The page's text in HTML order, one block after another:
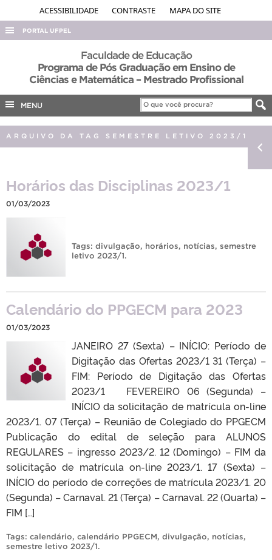
ACESSIBILIDADE CONTRASTE MAPA DO SITE
PORTAL UFPEL
ACESSO À INFORMAÇÃO
AUDITORIA
EDITAIS
Faculdade de Educação
Programa de Pós Graduação em Ensino de
Ciências e Matemática – Mestrado Profissional
MENU
ARQUIVO DA TAG SEMESTRE LETIVO 2023/1
Horários das Disciplinas 2023/1
01/03/2023
Tags: divulgação, horários, notícias, semestre
letivo 2023/1.
Calendário do PPGECM para 2023
01/03/2023
JANEIRO 27 (Sexta) – INÍCIO: Período de
Digitação das Ofertas 2023/1 31 (Terça) –
FIM: Período de Digitação das Ofertas
2023/1 FEVEREIRO 06 (Segunda) –
INÍCIO da solicitação de matrícula on-line
2023/1. 07 (Terça) – Reunião de Colegiado do PPGECM
Publicação do edital de seleção para ALUNOS
REGULARES – ingresso 2023/2. 12 (Domingo) – FIM da
solicitação de matrícula on-line 2023/1. 17 (Sexta) –
INÍCIO do período de correções de matrícula 2023/1. 20
(Segunda) – Carnaval. 21 (Terça) – Carnaval. 22 (Quarta) –
FIM […]
Tags: calendário, calendário PPGECM, divulgação, notícias,
semestre letivo 2023/1.